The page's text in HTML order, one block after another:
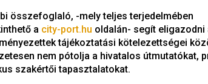
összefoglaló, -mely teljes terjedelmében
a city-port.hu oldalán- segít eligazodni
tájékoztatási kötelezettségei
nem pótolja a hivatalos útmutatókat,
szakértői tapasztalatokat.